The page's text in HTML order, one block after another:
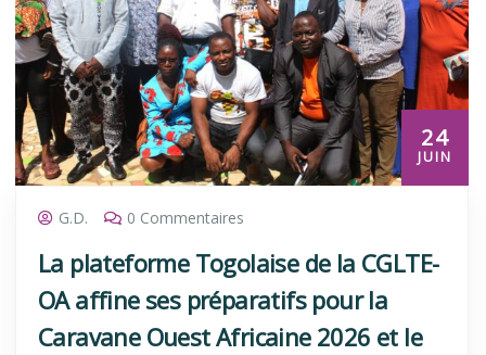
24
JUIN
G.D. 0 Commentaires
La plateforme Togolaise de la CGLTE-
OA affine ses préparatifs pour la
Caravane Ouest Africaine 2026 et le